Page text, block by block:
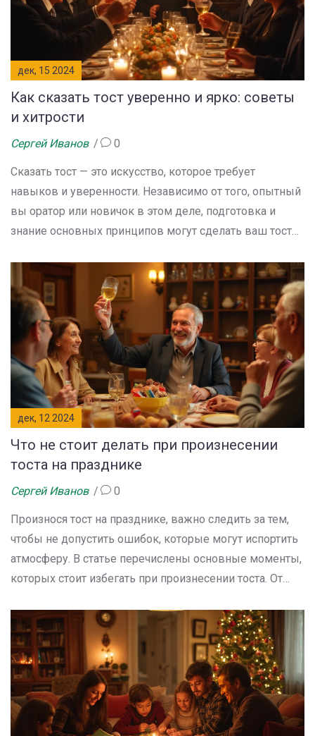
дек, 15 2024
Как сказать тост уверенно и ярко: советы
и хитрости
Сергей Иванов 0
Сказать тост — это искусство, которое требует
навыков и уверенности. Независимо от того, опытный
вы оратор или новичок в этом деле, подготовка и
знание основных принципов могут сделать ваш тост
расскажем о различных техниках и подходах, которые
помогут вам не только написать хороший тост, но и
произнести его с чувством. Ознакомьтесь с
практическими советами и вдохновляющими
примерами, чтобы чувствовать себя спокойно и
уверенно на любом празднике.
дек, 12 2024
Что не стоит делать при произнесении
тоста на празднике
Сергей Иванов 0
Произнося тост на празднике, важно следить за тем,
чтобы не допустить ошибок, которые могут испортить
атмосферу. В статье перечислены основные моменты,
которых стоит избегать при произнесении тоста. От
неподходящих тем — узнаем, как сохранить
позитивный настрой. Полезные советы помогут
поддержать праздничное настроение и расположить
слушателей к себе. Также рассказано о культурных
особенностях тостов в разных странах.